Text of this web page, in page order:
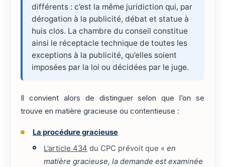
différents : c’est la même juridiction qui, par
dérogation à la publicité, débat et statue à
huis clos. La chambre du conseil constitue
ainsi le réceptacle technique de toutes les
exceptions à la publicité, qu’elles soient
imposées par la loi ou décidées par le juge.
Il convient alors de distinguer selon que l’on se
trouve en matière gracieuse ou contentieuse :
La procédure gracieuse
L’article 434 du CPC prévoit que «en
matière gracieuse, la demande est examinée